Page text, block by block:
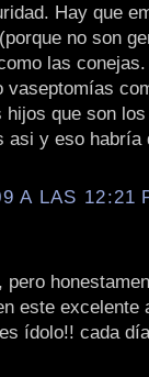
Hay que
no son
las
vaseptomías
que son
asi y eso habría
A LAS 12:21
este excelente
ídolo!! cada